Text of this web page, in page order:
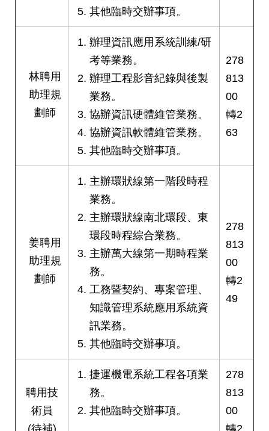
其他臨時交辦事項。
林聘用
助理規
劃師
辦理資訊應用系統訓練/研
考等業務。
辦理工程影音紀錄與後製
業務。
協辦資訊硬體維管業務。
協辦資訊軟體維管業務。
其他臨時交辦事項。
278
813
00
轉2
63
姜聘用
助理規
劃師
主辦環狀線第一階段時程
業務。
主辦環狀線南北環段、東
環段時程綜合業務。
主辦萬大線第一期時程業
務。
工務暨契約、專案管理、
知識管理系統應用系統資
訊業務。
其他臨時交辦事項。
278
813
00
轉2
49
聘用技
術員
(待補)
捷運機電系統工程各項業
務。
其他臨時交辦事項。
278
813
00
轉2